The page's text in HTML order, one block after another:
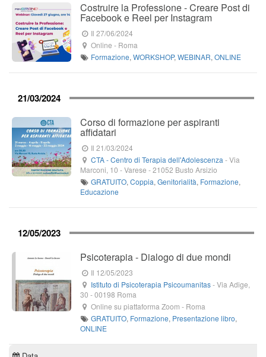
Costruire la Professione - Creare Post di
Facebook e Reel per Instagram
Il 27/06/2024
Online - Roma
Formazione,WORKSHOP,WEBINAR,ONLINE
21/03/2024
Corso di formazione per aspiranti
affidatari
Il 21/03/2024
CTA - Centro di Terapia dell'Adolescenza -Via
Marconi, 10 - Varese -21052 Busto Arsizio
GRATUITO,Coppia,Genitorialità, Formazione,
Educazione
12/05/2023
Psicoterapia - Dialogo di due mondi
Il 12/05/2023
Istituto di Psicoterapia Psicoumanitas-Via Adige,
30 -00198 Roma
Online su piattaforma Zoom - Roma
GRATUITO, Formazione, Presentazione libro,
ONLINE